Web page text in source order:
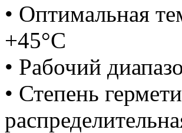
• Оптимальная
+45°C
• Рабочий
• Степень